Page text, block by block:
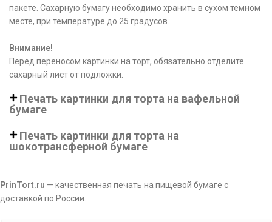
пакете. Сахарную бумагу необходимо хранить в сухом темном
месте, при температуре до 25 градусов.
Внимание!
Перед переносом картинки на торт, обязательно отделите
сахарный лист от подложки.
Печать картинки для торта на вафельной
бумаге
Печать картинки для торта на
шокотрансферной бумаге
PrinTort.ru — качественная печать на пищевой бумаге с
доставкой по России.